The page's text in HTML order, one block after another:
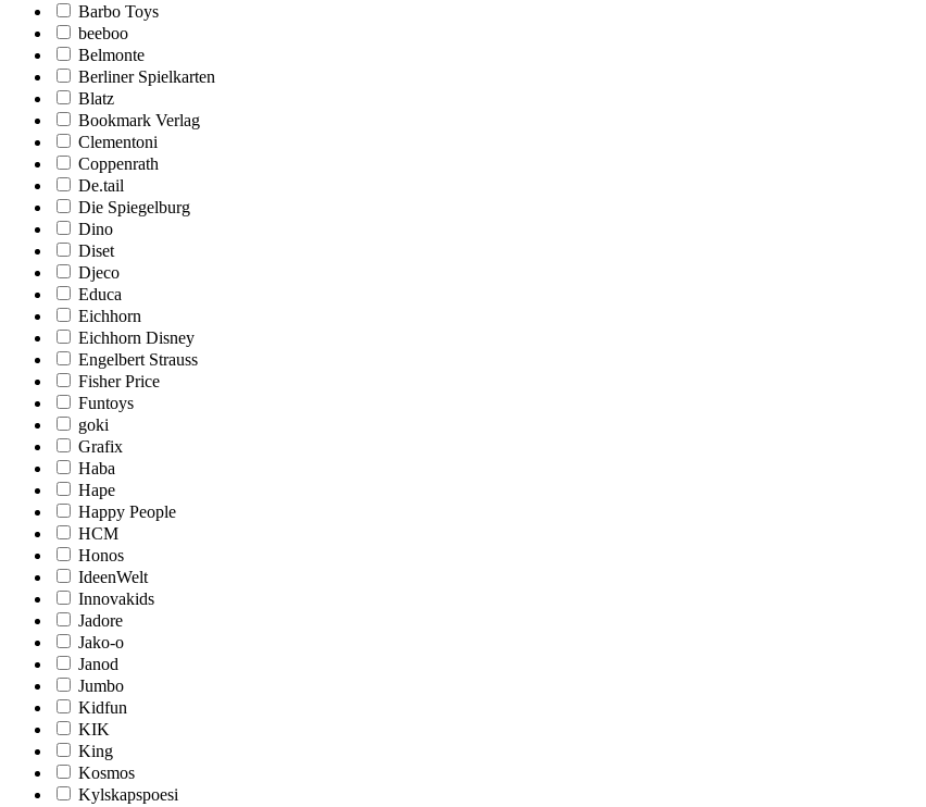
Barbo Toys
beeboo
Belmonte
Berliner Spielkarten
Blatz
Bookmark Verlag
Clementoni
Coppenrath
De.tail
Die Spiegelburg
Dino
Diset
Djeco
Educa
Eichhorn
Eichhorn Disney
Engelbert Strauss
Fisher Price
Funtoys
goki
Grafix
Haba
Hape
Happy People
HCM
Honos
IdeenWelt
Innovakids
Jadore
Jako-o
Janod
Jumbo
Kidfun
KIK
King
Kosmos
Kylskapspoesi